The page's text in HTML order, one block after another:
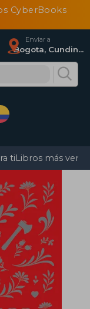
CyberBooks
Enviar a
Bogota, Cundinamarca
tiLibros más